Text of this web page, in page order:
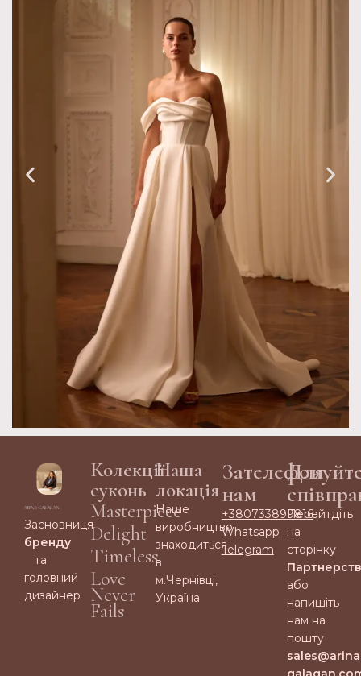
Колекції
суконь
Masterpiece
Delight
Timeless
Love
Never
Fails
Наша
локація
Наше
виробництво
знаходиться
в
м.Чернівці,
Україна
Засновниця
бренду
та
головний
дизайнер
нам
+380733899816
Whatsapp
Telegram
Для
Перейтдіть
на
сторінку
або
напишіть
нам на
пошту